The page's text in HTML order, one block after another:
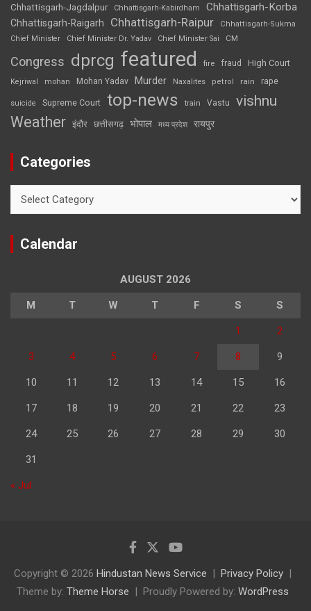
Chhattisgarh-Jagdalpur Chhattisgarh-Kabirdham Chhattisgarh-Korba
Chhattisgarh-Raigarh Chhattisgarh-Raipur
Chhattisgarh-Sukma
Chief Minister
Chief Minister Dr. Yadav Chief Minister Sai CM
Congress dprcg featured fire fraud High Court
Kejriwal mohan Mohan Yadav Murder Naxalites petrol rain rape
suicide Supreme Court top-news train Vastu vishnu
Weather इंदौर छत्तीसगढ़ भोपाल मध्य प्रदेश रायपुर
Categories
Calendar
AUGUST 2026
M T W T F S S
1 2
3 4 5 6 7 8 9
10 11 12 13 14 15 16
17 18 19 20 21 22 23
24 25 26 27 28 29 30
31
« Jul
Copyright © 2026 Hindustan News Service
Privacy Policy
Theme by: Theme Horse Proudly Powered by: WordPress